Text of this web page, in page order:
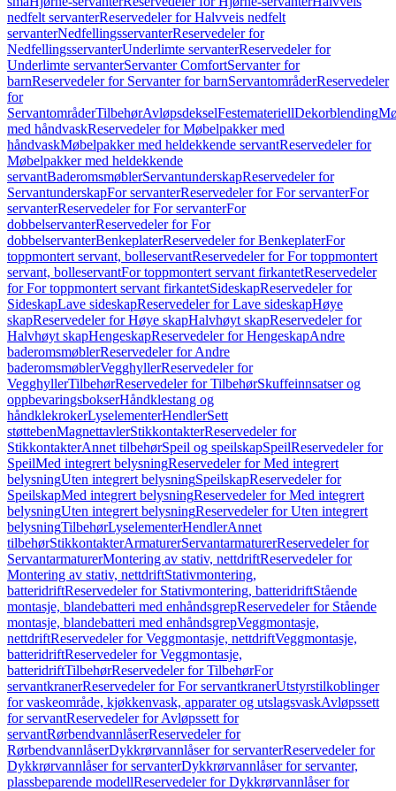
nedfelt servanterReservedeler for Halvveis nedfelt
servanterNedfellingsservanterReservedeler for
NedfellingsservanterUnderlimte servanterReservedeler for
Underlimte servanterServanter ComfortServanter for
barnReservedeler for Servanter for barnServantområderReservedeler
for
ServantområderTilbehørAvløpsdekselFestemateriellDekorblending
med håndvaskReservedeler for Møbelpakker med
håndvaskMøbelpakker med heldekkende servantReservedeler for
Møbelpakker med heldekkende
servantBaderomsmøblerServantunderskapReservedeler for
ServantunderskapFor servanterReservedeler for For servanterFor
servanterReservedeler for For servanterFor
dobbelservanterReservedeler for For
dobbelservanterBenkeplaterReservedeler for BenkeplaterFor
toppmontert servant, bolleservantReservedeler for For toppmontert
servant, bolleservantFor toppmontert servant firkantetReservedeler
for For toppmontert servant firkantetSideskapReservedeler for
SideskapLave sideskapReservedeler for Lave sideskapHøye
skapReservedeler for Høye skapHalvhøyt skapReservedeler for
Halvhøyt skapHengeskapReservedeler for HengeskapAndre
baderomsmøblerReservedeler for Andre
baderomsmøblerVegghyllerReservedeler for
VegghyllerTilbehørReservedeler for TilbehørSkuffeinnsatser og
oppbevaringsbokserHåndklestang og
håndklekrokerLyselementerHendlerSett
støttebenMagnettavlerStikkontakterReservedeler for
StikkontakterAnnet tilbehørSpeil og speilskapSpeilReservedeler for
SpeilMed integrert belysningReservedeler for Med integrert
belysningUten integrert belysningSpeilskapReservedeler for
SpeilskapMed integrert belysningReservedeler for Med integrert
belysningUten integrert belysningReservedeler for Uten integrert
belysningTilbehørLyselementerHendlerAnnet
tilbehørStikkontakterArmaturerServantarmaturerReservedeler for
ServantarmaturerMontering av stativ, nettdriftReservedeler for
Montering av stativ, nettdriftStativmontering,
batteridriftReservedeler for Stativmontering, batteridriftStående
montasje, blandebatteri med enhåndsgrepReservedeler for Stående
montasje, blandebatteri med enhåndsgrepVeggmontasje,
nettdriftReservedeler for Veggmontasje, nettdriftVeggmontasje,
batteridriftReservedeler for Veggmontasje,
batteridriftTilbehørReservedeler for TilbehørFor
servantkranerReservedeler for For servantkranerUtstyrstilkoblinger
for vaskeområde, kjøkkenvask, apparater og utslagsvaskAvløpssett
for servantReservedeler for Avløpssett for
servantRørbendvannlåserReservedeler for
RørbendvannlåserDykkrørvannlåser for servanterReservedeler for
Dykkrørvannlåser for servanterDykkrørvannlåser for servanter,
plassbeparende modellReservedeler for Dykkrørvannlåser for